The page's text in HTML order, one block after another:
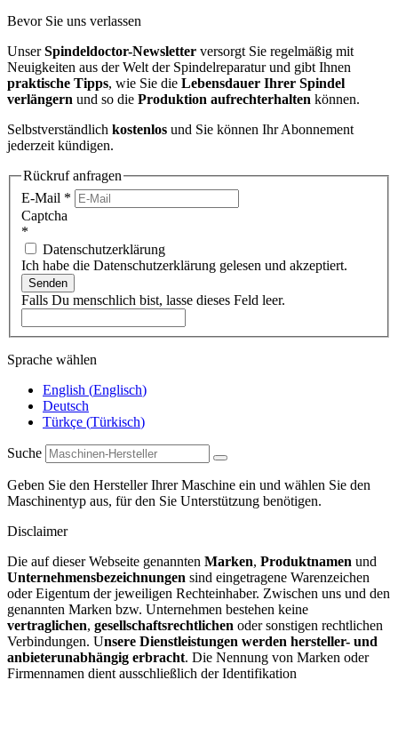
Bevor Sie uns verlassen
UnserSpindeldoctor-Newsletter versorgt Sie regelmäßig mit
Neuigkeiten aus der Welt der Spindelreparatur und gibt Ihnen
praktische Tipps, wie Sie die Lebensdauer Ihrer Spindel
verlängern und so die Produktion aufrechterhalten können.
Selbstverständlich kostenlos und Sie können Ihr Abonnement
jederzeit kündigen.
Rückruf anfragen
E-Mail *
Captcha
*
Datenschutzerklärung
Ich habe die Datenschutzerklärung gelesen und akzeptiert.
Senden
Falls Du menschlich bist, lasse dieses Feld leer.
Sprache wählen
English (Englisch)
Deutsch
Türkçe (Türkisch)
Suche
Geben Sie den Hersteller Ihrer Maschine ein und wählen Sie den
Maschinentyp aus, für den Sie Unterstützung benötigen.
Disclaimer
Die auf dieser Webseite genannten Marken, Produktnamen und
Unternehmensbezeichnungen sind eingetragene Warenzeichen
oder Eigentum der jeweiligen Rechteinhaber. Zwischen uns und den
genannten Marken bzw. Unternehmen bestehen keine
vertraglichen, gesellschaftsrechtlichen oder sonstigen rechtlichen
Verbindungen. Unsere Dienstleistungen werden hersteller- und
anbieterunabhängig erbracht. Die Nennung von Marken oder
Firmennamen dient ausschließlich der Identifikation